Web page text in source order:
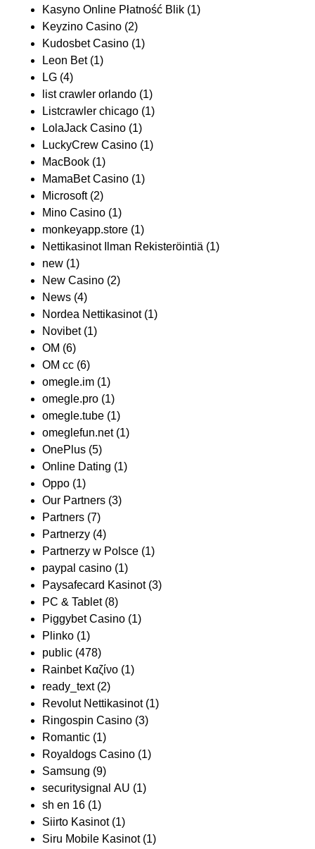
Kasyno Online Płatność Blik (1)
Keyzino Casino (2)
Kudosbet Casino (1)
Leon Bet(1)
LG (4)
list crawler orlando (1)
Listcrawler chicago (1)
LolaJack Casino (1)
LuckyCrew Casino (1)
MacBook (1)
MamaBet Casino (1)
Microsoft(2)
Mino Casino (1)
monkeyapp.store (1)
Nettikasinot Ilman Rekisteröintiä (1)
new (1)
New Casino (2)
News (4)
Nordea Nettikasinot(1)
Novibet(1)
OM (6)
OM cc (6)
omegle.im (1)
omegle.pro (1)
omegle.tube (1)
omeglefun.net(1)
OnePlus (5)
Online Dating (1)
Oppo (1)
Our Partners (3)
Partners (7)
Partnerzy (4)
Partnerzy w Polsce (1)
paypal casino (1)
Paysafecard Kasinot(3)
PC & Tablet(8)
Piggybet Casino (1)
Plinko (1)
public (478)
Rainbet Καζίνο (1)
ready_text(2)
Revolut Nettikasinot(1)
Ringospin Casino (3)
Romantic (1)
Royaldogs Casino (1)
Samsung (9)
securitysignal AU (1)
sh en 16 (1)
Siirto Kasinot(1)
Siru Mobile Kasinot(1)